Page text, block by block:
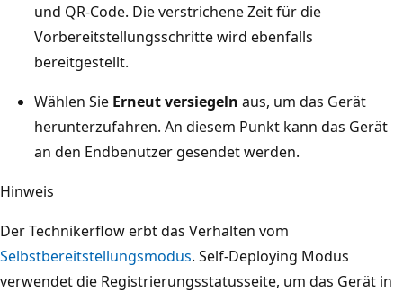
und QR-Code. Die verstrichene Zeit für die
Vorbereitstellungsschritte wird ebenfalls
bereitgestellt.
Wählen Sie Erneut versiegeln aus, um das Gerät
herunterzufahren. An diesem Punkt kann das Gerät
an den Endbenutzer gesendet werden.
Hinweis
Der Technikerflow erbt das Verhalten vom
Selbstbereitstellungsmodus. Self-Deploying Modus
verwendet die Registrierungsstatusseite, um das Gerät in